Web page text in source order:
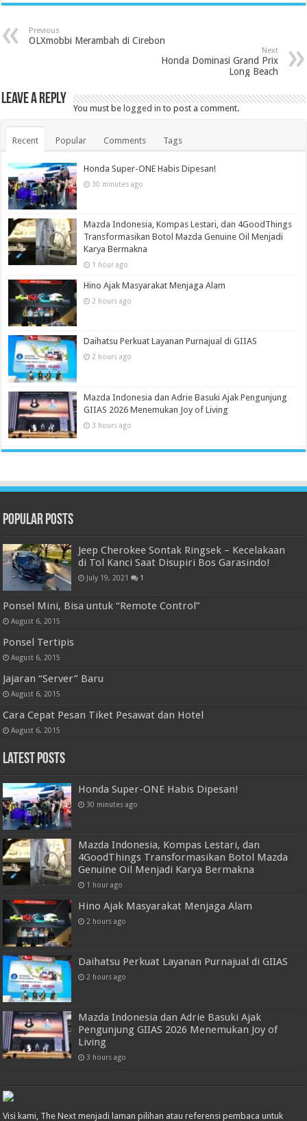
Previous
OLXmobbi Merambah di Cirebon
Next
Honda Dominasi Grand Prix
Long Beach
Leave a Reply
You must be logged in to post a comment.
Recent Popular Comments Tags
Honda Super-ONE Habis Dipesan!
30 minutes ago
Mazda Indonesia, Kompas Lestari, dan 4GoodThings
Transformasikan Botol Mazda Genuine Oil Menjadi
Karya Bermakna
1 hour ago
Hino Ajak Masyarakat Menjaga Alam
2 hours ago
Daihatsu Perkuat Layanan Purnajual di GIIAS
2 hours ago
Mazda Indonesia dan Adrie Basuki Ajak Pengunjung
GIIAS 2026 Menemukan Joy of Living
3 hours ago
Popular Posts
Jeep Cherokee Sontak Ringsek – Kecelakaan
di Tol Kanci Saat Disupiri Bos Garasindo!
July 19, 2021 1
Ponsel Mini, Bisa untuk “Remote Control”
August 6, 2015
Ponsel Tertipis
August 6, 2015
Jajaran “Server” Baru
August 6, 2015
Cara Cepat Pesan Tiket Pesawat dan Hotel
August 6, 2015
Latest Posts
Honda Super-ONE Habis Dipesan!
30 minutes ago
Mazda Indonesia, Kompas Lestari, dan
4GoodThings Transformasikan Botol Mazda
Genuine Oil Menjadi Karya Bermakna
1 hour ago
Hino Ajak Masyarakat Menjaga Alam
2 hours ago
Daihatsu Perkuat Layanan Purnajual di GIIAS
2 hours ago
Mazda Indonesia dan Adrie Basuki Ajak
Pengunjung GIIAS 2026 Menemukan Joy of
Living
3 hours ago
Visi kami, The Next menjadi laman pilihan atau referensi pembaca untuk